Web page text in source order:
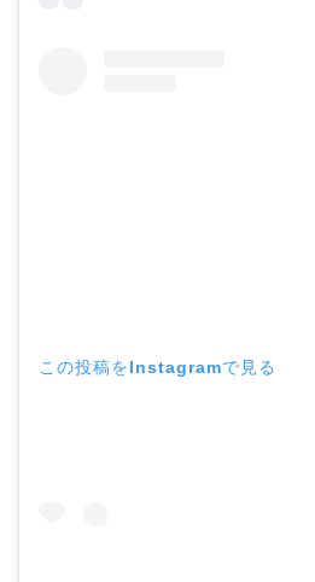
この投稿をInstagramで見る